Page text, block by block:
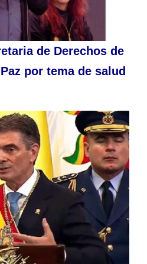
de Derechos de
por tema de salud